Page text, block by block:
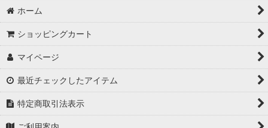
ホーム
ショッピングカート
マイページ
最近チェックしたアイテム
特定商取引法表示